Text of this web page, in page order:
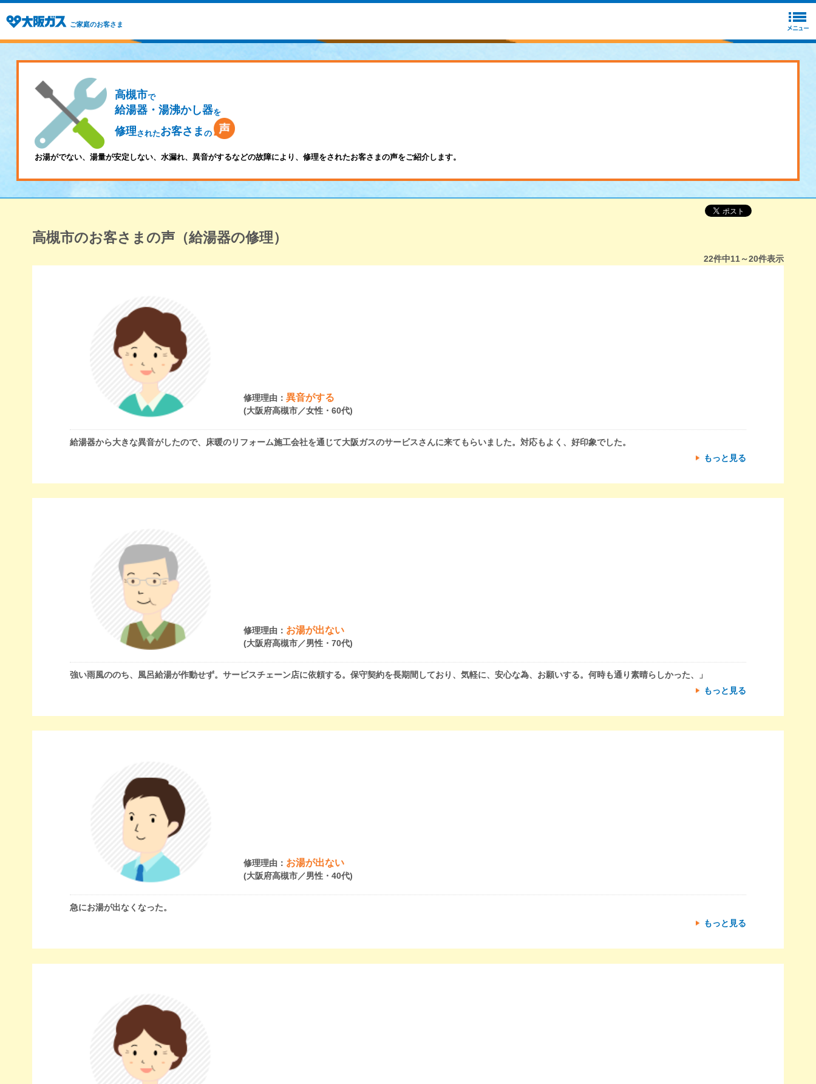
ご家庭のお客さま
高槻市で
給湯器・湯沸かし器を
修理されたお客さま の
お湯がでない、湯量が安定しない、水漏れ、異音がするなどの故障により、修理をされたお客さまの声をご紹介します。
高槻市のお客さまの声（給湯器の修理）
22件中11～20件表示
修理理由：異音がする
(大阪府高槻市／女性・60代)
給湯器から大きな異音がしたので、床暖のリフォーム施工会社を通じて大阪ガスのサービスさんに来てもらいました。対応もよく、好印象でした。
もっと見る
修理理由： お湯が出ない
(大阪府高槻市／男性・70代)
強い雨風ののち、風呂給湯が作動せず。サービスチェーン店に依頼する。保守契約を長期間しており、気軽に、安心な為、お願いする。何時も通り素晴らしかった、」
もっと見る
修理理由： お湯が出ない
(大阪府高槻市／男性・40代)
急にお湯が出なくなった。
もっと見る